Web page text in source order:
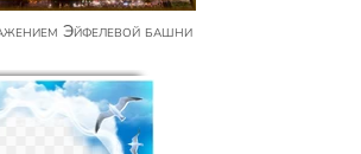
Эйфелевой башни